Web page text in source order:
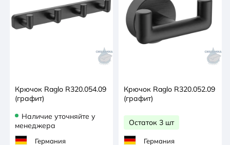
Крючок Raglo R320.054.09
(графит)
Наличие уточняйте у
менеджера
Германия
Крючок Raglo R320.052.09
(графит)
Остаток 3 шт
Германия